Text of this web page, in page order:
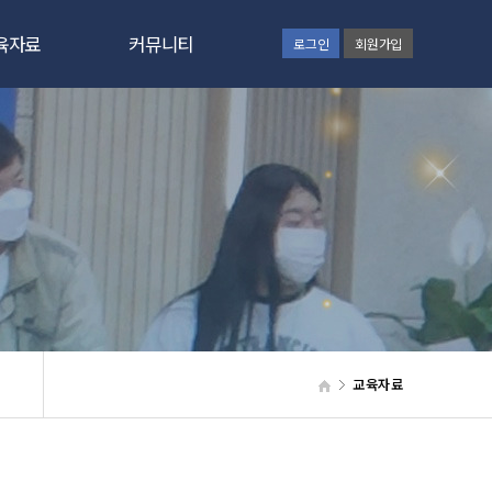
자료
문
럼
자료
교육
청
신청
커뮤니티
웹하드
로그인 회원가입
교육자료